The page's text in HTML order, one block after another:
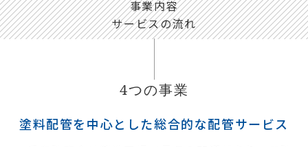
事業内容
サービスの流れ
4つの事業
塗料配管を中心とした総合的な配管サービス